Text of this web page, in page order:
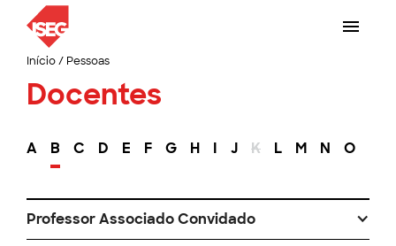
Início/ Pessoas
Docentes
A B C D E F G H I J K L M N O
Professor Associado Convidado